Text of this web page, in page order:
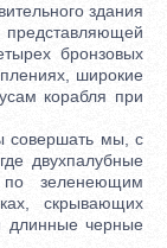
здания
бронзовых
широкие
корабля при
совершать мы, с
двухпалубные
зеленеющим
скрывающих
длинные черные